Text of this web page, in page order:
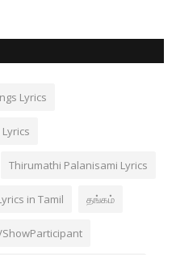
Lyrics
Thirumathi Palanisami Lyrics
in Tamil தங்கம்